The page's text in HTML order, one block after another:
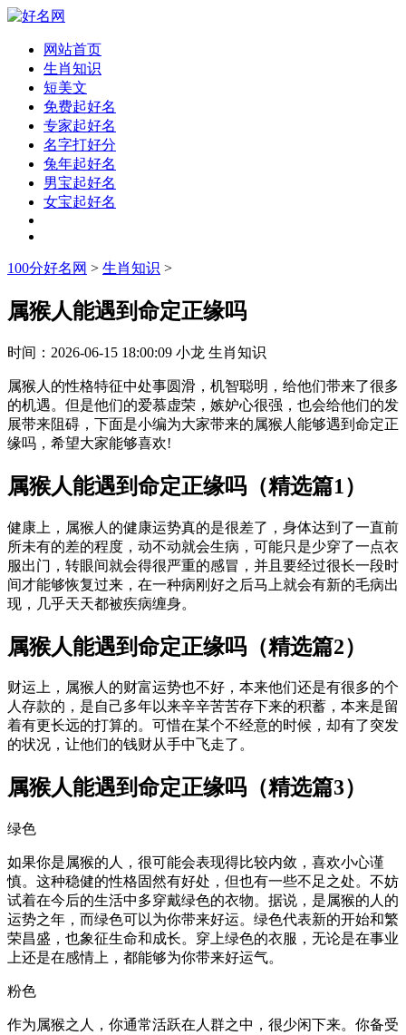
网站首页
生肖知识
短美文
免费起好名
专家起好名
名字打好分
兔年起好名
男宝起好名
女宝起好名
100分好名网 > 生肖知识 >
属猴人能遇到命定正缘吗
时间： 2026-06-15 18:00:09 小龙 生肖知识
属猴人的性格特征中处事圆滑，机智聪明，给他们带来了很多
的机遇。但是他们的爱慕虚荣，嫉妒心很强，也会给他们的发
展带来阻碍，下面是小编为大家带来的属猴人能够遇到命定正
缘吗，希望大家能够喜欢!
属猴人能遇到命定正缘吗（精选篇1）
健康上，属猴人的健康运势真的是很差了，身体达到了一直前
所未有的差的程度，动不动就会生病，可能只是少穿了一点衣
服出门，转眼间就会得很严重的感冒，并且要经过很长一段时
间才能够恢复过来，在一种病刚好之后马上就会有新的毛病出
现，几乎天天都被疾病缠身。
属猴人能遇到命定正缘吗（精选篇2）
财运上，属猴人的财富运势也不好，本来他们还是有很多的个
人存款的，是自己多年以来辛辛苦苦存下来的积蓄，本来是留
着有更长远的打算的。可惜在某个不经意的时候，却有了突发
的状况，让他们的钱财从手中飞走了。
属猴人能遇到命定正缘吗（精选篇3）
绿色
如果你是属猴的人，很可能会表现得比较内敛，喜欢小心谨
慎。这种稳健的性格固然有好处，但也有一些不足之处。不妨
试着在今后的生活中多穿戴绿色的衣物。据说，是属猴的人的
运势之年，而绿色可以为你带来好运。绿色代表新的开始和繁
荣昌盛，也象征生命和成长。穿上绿色的衣服，无论是在事业
上还是在感情上，都能够为你带来好运气。
粉色
作为属猴之人，你通常活跃在人群之中，很少闲下来。你备受